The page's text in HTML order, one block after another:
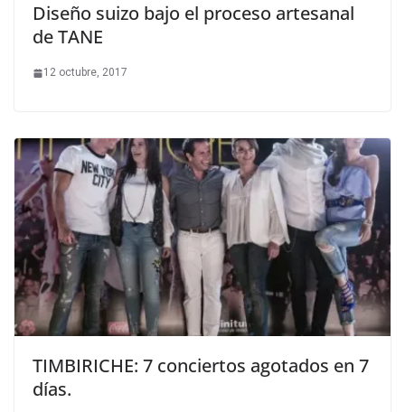
Diseño suizo bajo el proceso artesanal
de TANE
12 octubre, 2017
TIMBIRICHE: 7 conciertos agotados en 7
días.